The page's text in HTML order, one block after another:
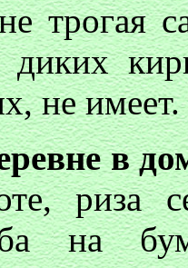
трогая
диких
не имеет.
в
риза
на